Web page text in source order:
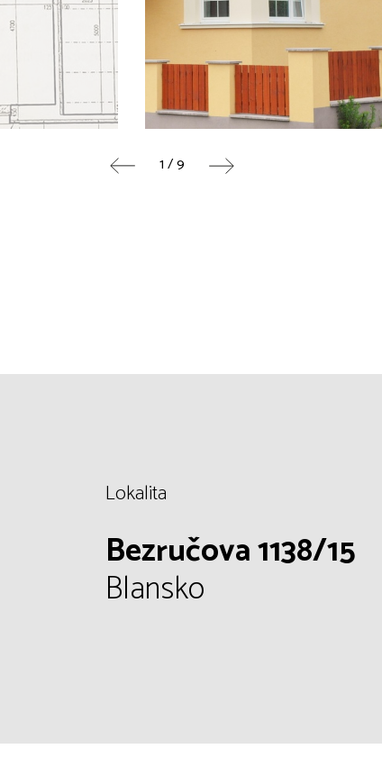
1 / 9
Lokalita
Bezručova 1138/15
Blansko